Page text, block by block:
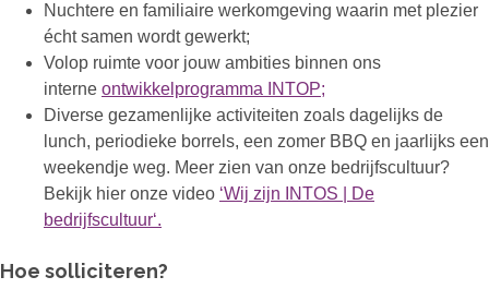
Nuchtere en familiaire werkomgeving waarin met plezier
écht samen wordt gewerkt;
Volop ruimte voor jouw ambities binnen ons
interne ontwikkelprogramma INTOP;
Diverse gezamenlijke activiteiten zoals dagelijks de
lunch, periodieke borrels, een zomer BBQ en jaarlijks een
weekendje weg. Meer zien van onze bedrijfscultuur?
Bekijk hier onze video ‘Wij zijn INTOS | De
bedrijfscultuur‘.
Hoe solliciteren?